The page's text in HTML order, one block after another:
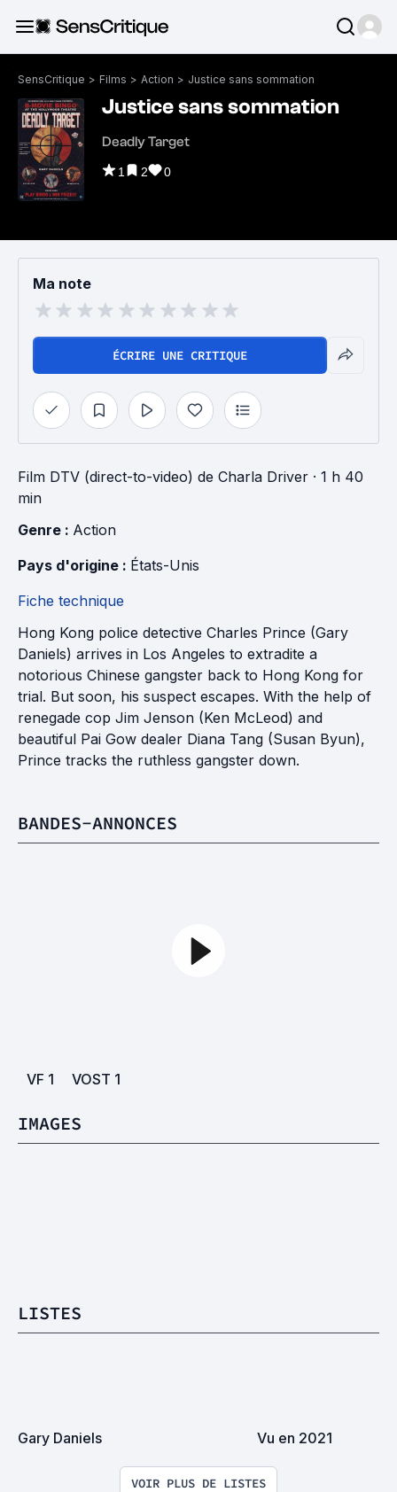
SensCritique > Films > Action > Justice sans sommation
Justice sans sommation
Deadly Target
1 2 0
Ma note
ÉCRIRE UNE CRITIQUE
Film DTV (direct-to-video) de Charla Driver · 1 h 40
min
Genre : Action
Pays d'origine : États-Unis
Fiche technique
Hong Kong police detective Charles Prince (Gary
Daniels) arrives in Los Angeles to extradite a
notorious Chinese gangster back to Hong Kong for
trial. But soon, his suspect escapes. With the help of
renegade cop Jim Jenson (Ken McLeod) and
beautiful Pai Gow dealer Diana Tang (Susan Byun),
Prince tracks the ruthless gangster down.
BANDES-ANNONCES
VF 1 VOST 1
IMAGES
LISTES
Gary Daniels Vu en 2021
VOIR PLUS DE LISTES